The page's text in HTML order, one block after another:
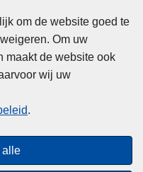
om de website goed te
Om uw
maakt de website ook
wij uw
.
alle